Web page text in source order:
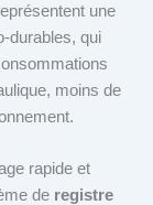
une
durables, qui
moins de
rapide et
de registre